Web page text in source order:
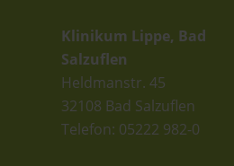
Klinikum Lippe, Bad
Salzuflen
Heldmanstr. 45
32108 Bad Salzuflen
Telefon: 05222 982-0